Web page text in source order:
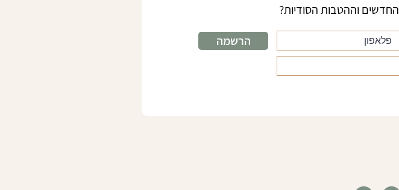
וההטבות הסודיות?
הרשמה